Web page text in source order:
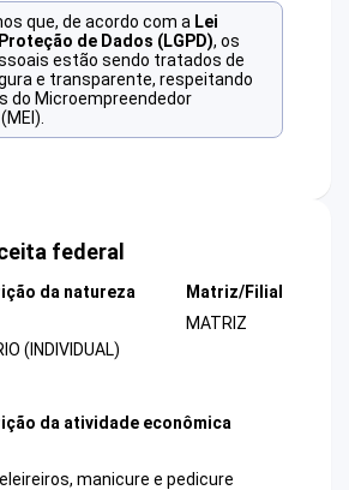
que, de acordo com a Lei
de Dados (LGPD), os
estão sendo tratados de
e transparente, respeitando
do Microempreendedor
federal
da natureza
(INDIVIDUAL)
Matriz/Filial
MATRIZ
da atividade econômica
manicure e pedicure